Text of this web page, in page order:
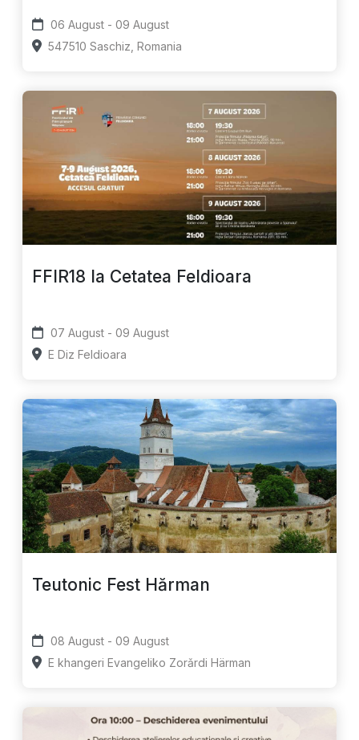
06 August - 09 August
547510 Saschiz, Romania
FFIR18 la Cetatea Feldioara
07 August - 09 August
E Diz Feldioara
Teutonic Fest Hărman
08 August - 09 August
E khangeri Evangeliko Zorǎrdi Härman